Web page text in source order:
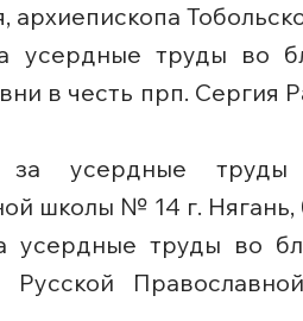
архиепископа
усердные труды во
в честь прп. Сергия
за усердные
школы № 14 г.
усердные труды во
Русской